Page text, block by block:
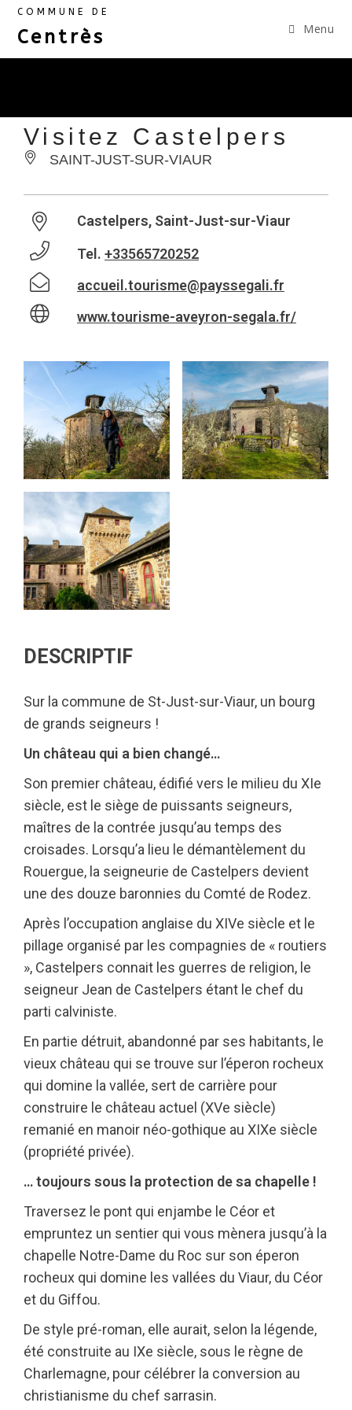
COMMUNE DE
Centrès Menu
Visitez Castelpers
SAINT-JUST-SUR-VIAUR
Castelpers, Saint-Just-sur-Viaur
Tel. +33565720252
accueil.tourisme@payssegali.fr
www.tourisme-aveyron-segala.fr/
DESCRIPTIF
Sur la commune de St-Just-sur-Viaur, un bourg
de grands seigneurs !
Un château qui a bien changé…
Son premier château, édifié vers le milieu du XIe
siècle, est le siège de puissants seigneurs,
maîtres de la contrée jusqu’au temps des
croisades. Lorsqu’a lieu le démantèlement du
Rouergue, la seigneurie de Castelpers devient
une des douze baronnies du Comté de Rodez.
Après l’occupation anglaise du XIVe siècle et le
pillage organisé par les compagnies de « routiers
», Castelpers connait les guerres de religion, le
seigneur Jean de Castelpers étant le chef du
parti calviniste.
En partie détruit, abandonné par ses habitants, le
vieux château qui se trouve sur l’éperon rocheux
qui domine la vallée, sert de carrière pour
construire le château actuel (XVe siècle)
remanié en manoir néo-gothique au XIXe siècle
(propriété privée).
… toujours sous la protection de sa chapelle !
Traversez le pont qui enjambe le Céor et
empruntez un sentier qui vous mènera jusqu’à la
chapelle Notre-Dame du Roc sur son éperon
rocheux qui domine les vallées du Viaur, du Céor
et du Giffou.
De style pré-roman, elle aurait, selon la légende,
été construite au IXe siècle, sous le règne de
Charlemagne, pour célébrer la conversion au
christianisme du chef sarrasin.